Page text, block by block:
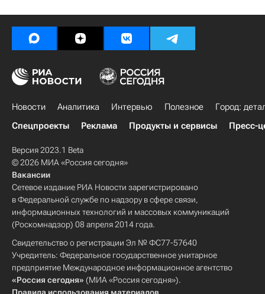
Новости Аналитика Интервью Полезное
Город:
Спецпроекты
Реклама Продукты и сервисы Пресс-
Версия 2023.1 Beta
© 2026 МИА «Россия сегодня»
Вакансии
Сетевое издание РИА Новости зарегистрировано
в Федеральной службе по надзору в сфере связи,
информационных технологий и массовых коммуникаций
(Роскомнадзор) 08 апреля 2014 года.
Свидетельство о регистрации Эл № ФС77-57640
Учредитель: Федеральное государственное унитарное
предприятие Международное информационное агентство
«Россия сегодня» (МИА «Россия сегодня»).